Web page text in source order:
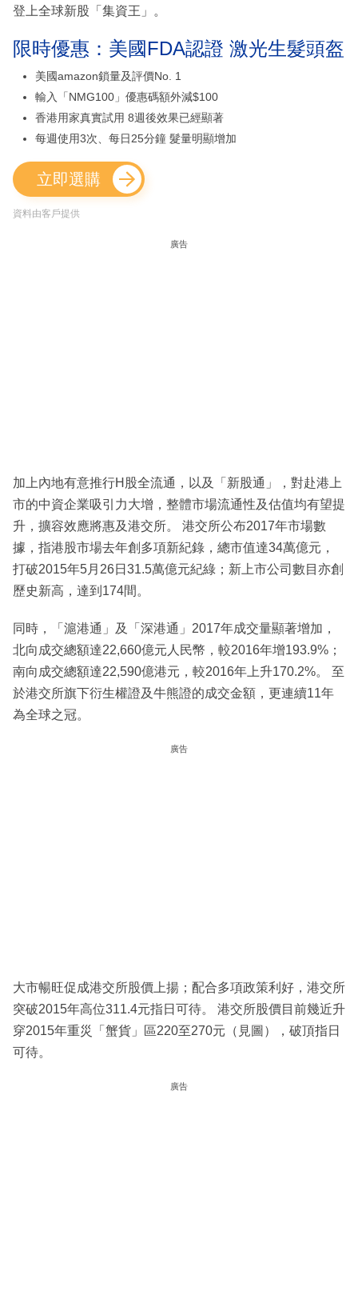
登上全球新股「集資王」。
限時優惠：美國FDA認證 激光生髮頭盔
美國amazon鎖量及評價No. 1
輸入「NMG100」優惠碼額外減$100
香港用家真實試用 8週後效果已經顯著
每週使用3次、每日25分鐘 髮量明顯增加
立即選購
資料由客戶提供
廣告
加上內地有意推行H股全流通，以及「新股通」，對赴港上
市的中資企業吸引力大增，整體市場流通性及估值均有望提
升，擴容效應將惠及港交所。 港交所公布2017年市場數
據，指港股市場去年創多項新紀錄，總市值達34萬億元，
打破2015年5月26日31.5萬億元紀綠；新上市公司數目亦創
歷史新高，達到174間。
同時，「滬港通」及「深港通」2017年成交量顯著增加，
北向成交總額達22,660億元人民幣，較2016年增193.9%；
南向成交總額達22,590億港元，較2016年上升170.2%。 至
於港交所旗下衍生權證及牛熊證的成交金額，更連續11年
為全球之冠。
廣告
大市暢旺促成港交所股價上揚；配合多項政策利好，港交所
突破2015年高位311.4元指日可待。 港交所股價目前幾近升
穿2015年重災「蟹貨」區220至270元（見圖），破頂指日
可待。
廣告